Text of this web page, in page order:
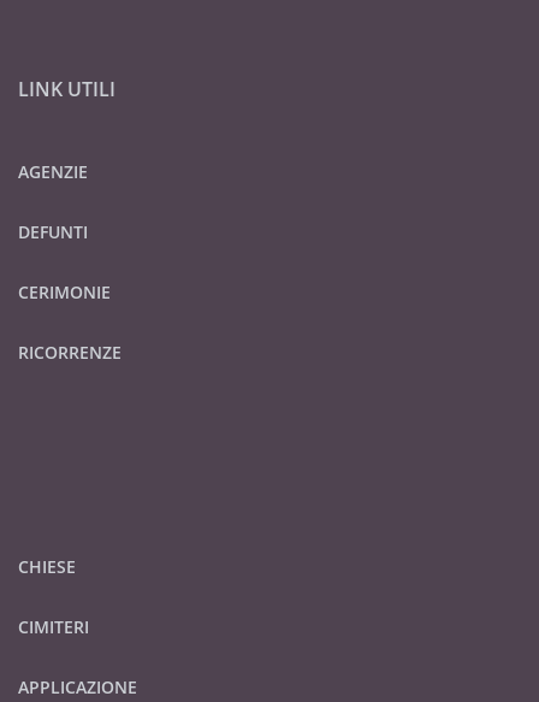
LINK UTILI
AGENZIE
DEFUNTI
CERIMONIE
RICORRENZE
CHIESE
CIMITERI
APPLICAZIONE